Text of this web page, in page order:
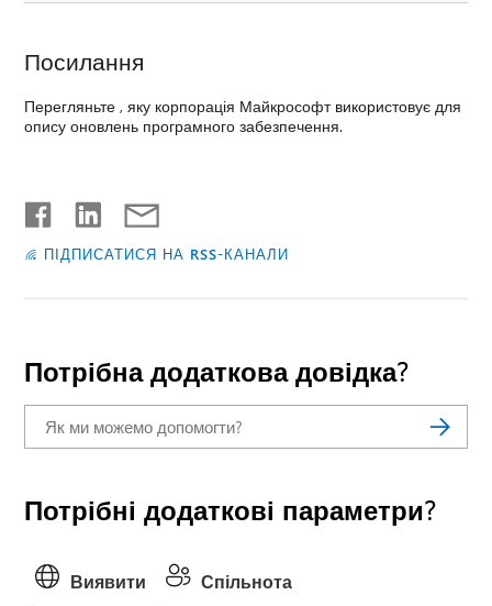
Посилання
Перегляньте , яку корпорація Майкрософт використовує для
опису оновлень програмного забезпечення.
ПІДПИСАТИСЯ НА RSS-КАНАЛИ
Потрібна додаткова довідка?
Потрібні додаткові параметри?
Виявити Спільнота